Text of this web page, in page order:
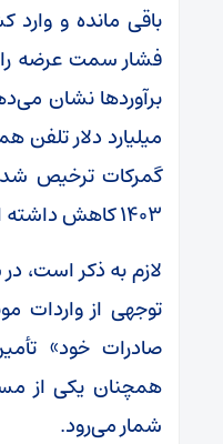
باقی مانده و
فشار سمت عرضه را
میلیارد دلار تلفن
گمرکات ترخیص
۱۴۰۳ کاهش داشته است.
لازم به ذکر است،
توجهی از واردات
صادرات خود»
همچنان یکی از
شمار می‌رود.